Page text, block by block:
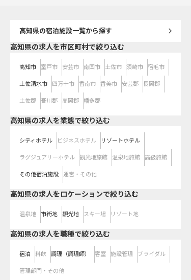
高知県の宿泊施設一覧から探す
高知県の求人を市区町村で絞り込む
高知市 室戸市 安芸市 南国市 土佐市 須崎市 宿毛市
土佐清水市 四万十市 香南市 香美市 安芸郡 長岡郡
土佐郡 吾川郡 高岡郡 幡多郡
高知県の求人を業態で絞り込む
シティホテル ビジネスホテル リゾートホテル
ラグジュアリーホテル 観光地旅館 温泉地旅館 高級旅館
その他宿泊施設 運営・その他
高知県の求人をロケーションで絞り込む
温泉地 市街地 観光地 スキー場 リゾート地
高知県の求人を職種で絞り込む
宿泊 料飲 調理（調理師） 客室 施設管理 ブライダル
管理部門・その他